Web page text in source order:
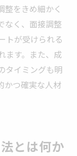
整をきめ細かく
なく、面接調整
トが受けられる
ます。また、成
タイミングも明
かつ確実な人材
とは何か